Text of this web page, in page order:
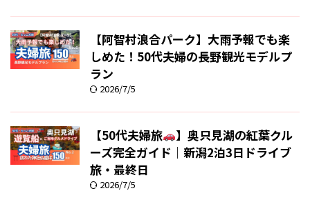
【阿智村浪合パーク】大雨予報でも楽
しめた！50代夫婦の長野観光モデルプ
ラン
2026/7/5
【50代夫婦旅
】奥只見湖の紅葉クル
ーズ完全ガイド｜新潟2泊3日ドライブ
旅・最終日
2026/7/5